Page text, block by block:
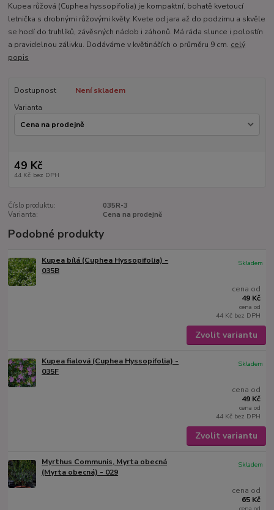
Kupea růžová (Cuphea hyssopifolia) je kompaktní, bohatě kvetoucí
letnička s drobnými růžovými květy. Kvete od jara až do podzimu a skvěle
se hodí do truhlíků, závěsných nádob i záhonů. Má ráda slunce i polostín
a pravidelnou zálivku. Dodáváme v květináčích o průměru 9 cm. celý
popis
Dostupnost
Není skladem
Varianta
49 Kč
44 Kč bez DPH
Číslo produktu:
035R-3
Varianta:
Cena na prodejně
Podobné produkty
Kupea bílá (Cuphea Hyssopifolia) -
035B
cena od
49 Kč
cena od
44 Kč bez DPH
Skladem
Zvolit variantu
Kupea fialová (Cuphea Hyssopifolia) -
035F
cena od
49 Kč
cena od
44 Kč bez DPH
Skladem
Zvolit variantu
Myrthus Communis, Myrta obecná
(Myrta obecná) - 029
cena od
65 Kč
Skladem